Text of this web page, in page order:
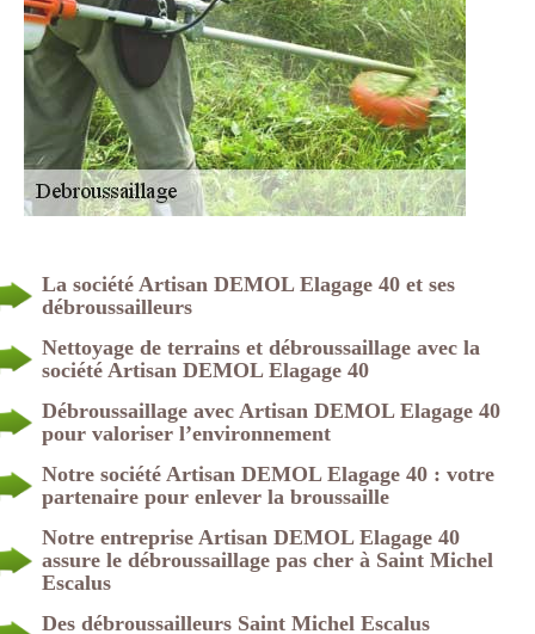
La société Artisan DEMOL Elagage 40 et ses
débroussailleurs
Nettoyage de terrains et débroussaillage avec la
société Artisan DEMOL Elagage 40
Débroussaillage avec Artisan DEMOL Elagage 40
pour valoriser l’environnement
Notre société Artisan DEMOL Elagage 40 : votre
partenaire pour enlever la broussaille
Notre entreprise Artisan DEMOL Elagage 40
assure le débroussaillage pas cher à Saint Michel
Escalus
Des débroussailleurs Saint Michel Escalus